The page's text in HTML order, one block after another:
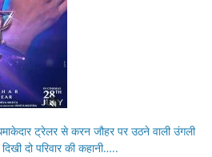
ट्रेलर से करन जौहर पर उठने वाली उंगली
दो परिवार की कहानी…..